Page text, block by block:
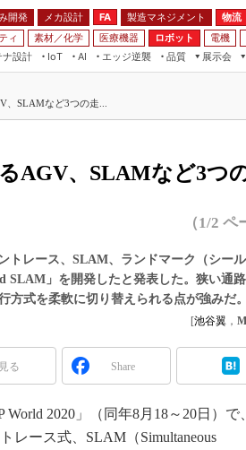
開発 メカ設計 FA 製造マネジメント 物流
ィ 素材／化学 医療機器 ロボット 電機
ナ設計
IoT
AI
エッジ逆襲 品質
展示会
JIMTOF
IIFES
TECHNO-FRONTIER
人テク展
スマート工場EXPO
日本ものづくりワールド
産業オープンネット展
つながるクルマ
組み込みモデリング
Windows Embedded
3Dプリンタ
デジタルツインとCAE
メカ設計
、SLAMなど3つの走...
AGV、SLAMなど3つ
（1/2 ペ
トレース、SLAM、ランドマーク（シー
SLAM」を開発したと発表した。狭い通
式を柔軟に切り替えられる点が強みだ。
[池谷翼 ，
見る Share
2020」（同年8月18～20日）で、
レース式、SLAM（Simultaneous